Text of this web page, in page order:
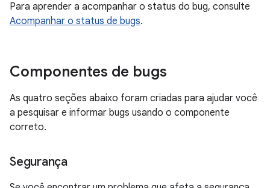
Para aprender a acompanhar o status do bug, consulte
Acompanhar o status de bugs.
Componentes de bugs
As quatro seções abaixo foram criadas para ajudar você
a pesquisar e informar bugs usando o componente
correto.
Segurança